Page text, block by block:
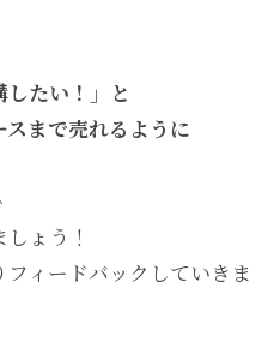
したい！」と
スまで売れるように
ょう！
ィードバックしていきま